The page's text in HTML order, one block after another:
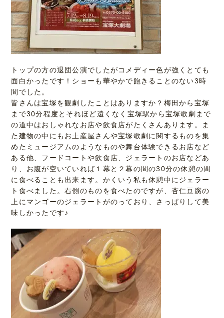
トップの方の退団公演でしたがコメディー色が強くとても
面白かったです！ショーも華やかで飽きることのない3時
間でした。
皆さんは宝塚を観劇したことはありますか？梅田から宝塚
まで30分程度とそれほど遠くなく宝塚駅から宝塚歌劇まで
の道中はおしゃれなお店や飲食店がたくさんあります。ま
た建物の中にもお土産屋さんや宝塚歌劇に関するものを集
めたミュージアムのようなものや舞台体験できるお店など
ある他、フードコートや飲食店、ジェラートのお店などあ
り、お腹が空いていれば１幕と２幕の間の30分の休憩の間
に食べることも出来ます。かくいう私も休憩中にジェラー
ト食べました。右側のものを食べたのですが、杏仁豆腐の
上にマンゴーのジェラートがのっており、さっぱりして美
味しかったです♪